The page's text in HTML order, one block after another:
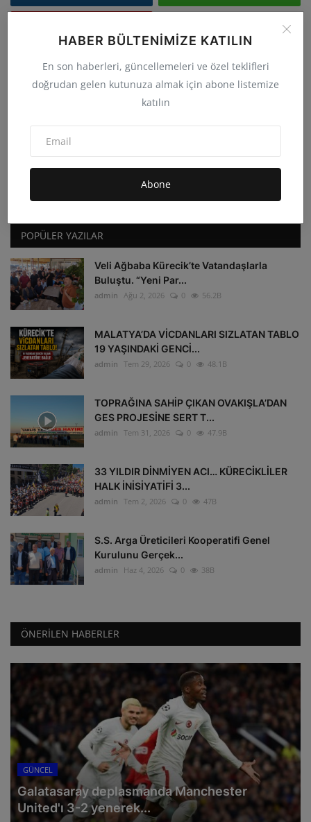
HABER BÜLTENIMIZE KATILIN
En son haberleri, güncellemeleri ve özel teklifleri
doğrudan gelen kutunuza almak için abone listemize
katılın
Abone
POPÜLER YAZILAR
Veli Ağbaba Kürecik’te Vatandaşlarla
Buluştu. “Yeni Par...
admin Ağu 2, 2026 0 56.2B
MALATYA’DA VİCDANLARI SIZLATAN TABLO
19 YAŞINDAKİ GENCİ...
admin Tem 29, 2026 0 48.1B
TOPRAĞINA SAHİP ÇIKAN OVAKIŞLA’DAN
GES PROJESİNE SERT T...
admin Tem 31, 2026 0 47.9B
33 YILDIR DİNMİYEN ACI… KÜRECİKLİLER
HALK İNİSİYATİFİ 3...
admin Tem 2, 2026 0 47B
S.S. Arga Üreticileri Kooperatifi Genel
Kurulunu Gerçek...
admin Haz 4, 2026 0 38B
ÖNERILEN HABERLER
GÜNCEL
Galatasaray deplasmanda Manchester
United'ı 3-2 yenerek...